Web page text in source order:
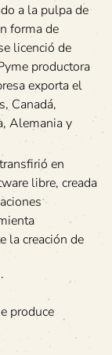
a la pulpa de
forma de
licenció de
productora
exporta el
Canadá,
Alemania y
en
libre, creada
la creación de
produce